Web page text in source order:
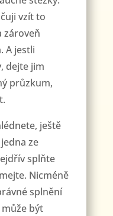
vzít to
zároveň
A jestli
dejte jim
průzkum,
ještě
ze
splňte
Nicméně
splnění
být